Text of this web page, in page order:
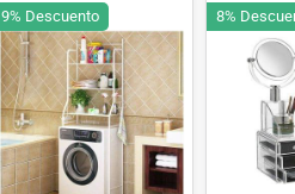
9% Descuento 8%